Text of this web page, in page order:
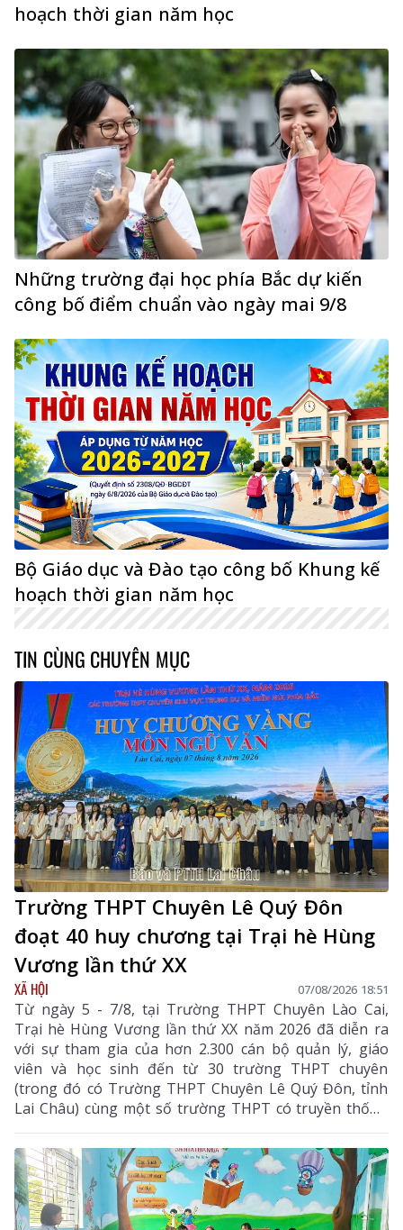
hoạch thời gian năm học
Những trường đại học phía Bắc dự kiến
công bố điểm chuẩn vào ngày mai 9/8
Bộ Giáo dục và Đào tạo công bố Khung kế
hoạch thời gian năm học
TIN CÙNG CHUYÊN MỤC
Trường THPT Chuyên Lê Quý Đôn
đoạt 40 huy chương tại Trại hè Hùng
Vương lần thứ XX
XÃ HỘI 07/08/2026 18:51
Từ ngày 5 - 7/8, tại Trường THPT Chuyên Lào Cai,
Trại hè Hùng Vương lần thứ XX năm 2026 đã diễn ra
với sự tham gia của hơn 2.300 cán bộ quản lý, giáo
viên và học sinh đến từ 30 trường THPT chuyên
(trong đó có Trường THPT Chuyên Lê Quý Đôn, tỉnh
Lai Châu) cùng một số trường THPT có truyền thống
chất lượng cao trên cả nước.